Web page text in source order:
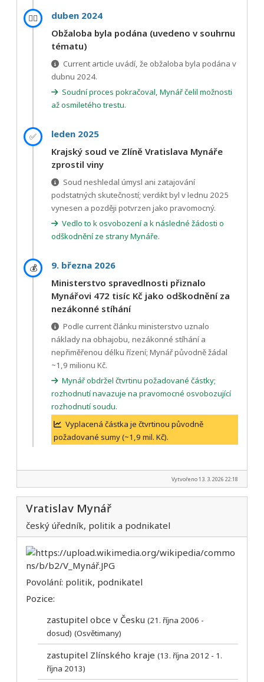
👩‍⚖️
duben 2024
Obžaloba byla podána (uvedeno v souhrnu
tématu)
Current article uvádí, že obžaloba byla podána v
dubnu 2024.
Soudní proces pokračoval, Mynář čelil možnosti
až osmiletého trestu.
✅
leden 2025
Krajský soud ve Zlíně Vratislava Mynáře
zprostil viny
Soud neshledal úmysl ani zatajování
podstatných skutečností; verdikt byl v lednu 2025
vynesen a později potvrzen jako pravomocný.
Vedlo to k osvobození a k následné žádosti o
odškodnění ze strany Mynáře.
💰
9. března 2026
Ministerstvo spravedlnosti přiznalo
Mynářovi 472 tisíc Kč jako odškodnění za
nezákonné stíhání
Podle current článku ministerstvo uznalo
náklady na obhajobu, nezákonné stíhání a
nepřiměřenou délku řízení; Mynář původně žádal
~1,9 milionu Kč.
Mynář obdržel čtvrtinu požadované částky;
rozhodnutí navazuje na pravomocné osvobozující
rozhodnutí soudu.
Vyplacená částka je čtvrtinou původně
požadované sumy (~1,9 mil. Kč).
Vytvořeno 13. 3. 2026 22:18
Vratislav Mynář
český úředník, politik a podnikatel
Povolání: politik, podnikatel
Pozice:
zastupitel obce v Česku (21. října 2006 -
dosud) (Osvětimany)
zastupitel Zlínského kraje (13. října 2012 - 1.
října 2013)